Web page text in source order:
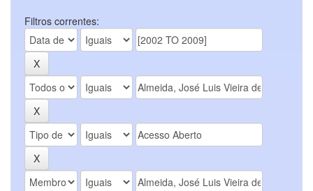
Filtros correntes: